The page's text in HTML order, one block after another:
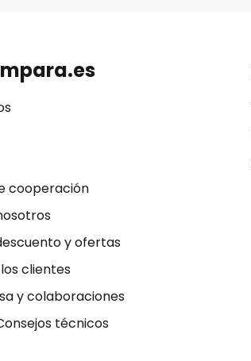
cooperación
y ofertas
clientes
y colaboraciones
técnicos